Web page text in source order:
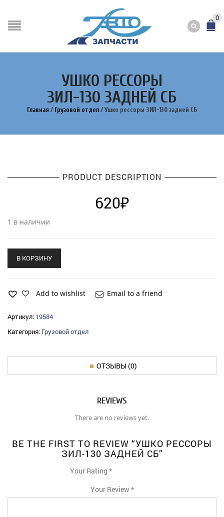
0
УШКО РЕССОРЫ
ЗИЛ-130 ЗАДНЕЙ СБ
Главная / Грузовой отдел / Ушко рессоры ЗИЛ-130 задней СБ
PRODUCT DESCRIPTION
620₽
1 в наличии
В КОРЗИНУ
Add to wishlist Email to a friend
Артикул: 19584
Категория: Грузовой отдел
ОТЗЫВЫ (0)
REVIEWS
There are no reviews yet.
BE THE FIRST TO REVIEW “УШКО РЕССОРЫ
ЗИЛ-130 ЗАДНЕЙ СБ”
Your Rating *
1 4
Your Review *